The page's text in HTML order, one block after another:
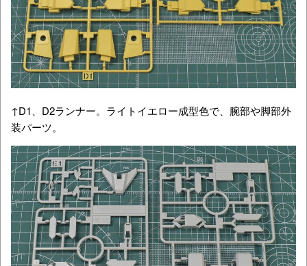
↑D1、D2ランナー。ライトイエロー成型色で、腕部や脚部外
装パーツ。